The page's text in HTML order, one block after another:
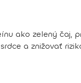
ako zelený čaj,
a znižovať